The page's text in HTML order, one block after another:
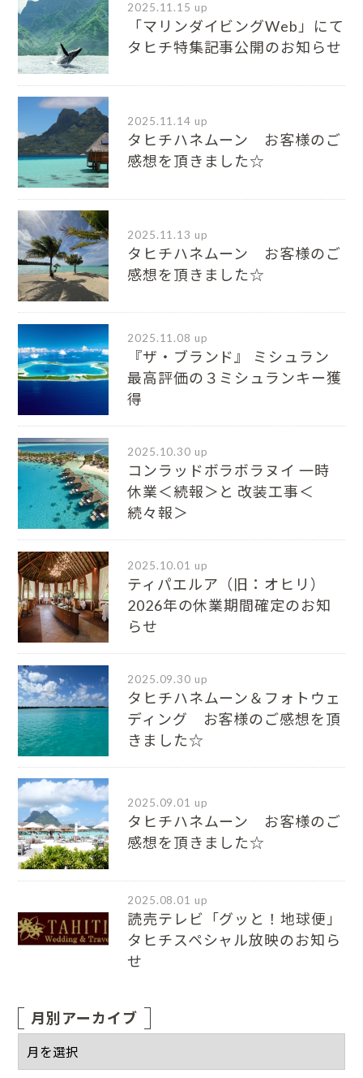
2025.11.15 up
「マリンダイビングWeb」にて
タヒチ特集記事公開のお知らせ
2025.11.14 up
タヒチハネムーン お客様のご
感想を頂きました☆
2025.11.13 up
タヒチハネムーン お客様のご
感想を頂きました☆
2025.11.08 up
『ザ・ブランド』 ミシュラン
最⾼評価の３ミシュランキー獲
得
2025.10.30 up
コンラッドボラボラヌイ 一時
休業＜続報＞と 改装工事＜
続々報＞
2025.10.01 up
ティパエルア（旧：オヒリ）
2026年の休業期間確定のお知
らせ
2025.09.30 up
タヒチハネムーン＆フォトウェ
ディング お客様のご感想を頂
きました☆
2025.09.01 up
タヒチハネムーン お客様のご
感想を頂きました☆
2025.08.01 up
読売テレビ「グッと！地球便」
タヒチスペシャル放映のお知ら
せ
月別アーカイブ